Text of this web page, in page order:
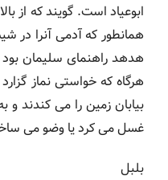
ابوعیاد است. گویند که از
همانطور که آدمی آنرا در
هدهد راهنمای سلیمان
هرگاه که خواستی نماز
بیابان زمین را می کندند
غسل می کرد یا وضو می
بلبل